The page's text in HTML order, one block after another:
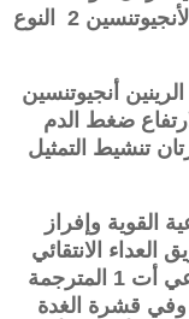
محدد لا يمكن التغلب عليه لمستقبلات الأنجيوتنسين 2 النوع
الرينين أنجيوتنسين
ضغط الدم
تنشيط التمثيل
القوية وإفراز
2 عن طريق العداء الانتقائي
لمستقبلات الأنجيوتنسين 2 النوع الفرعي أت 1 المترجمة
وفي قشرة الغدة